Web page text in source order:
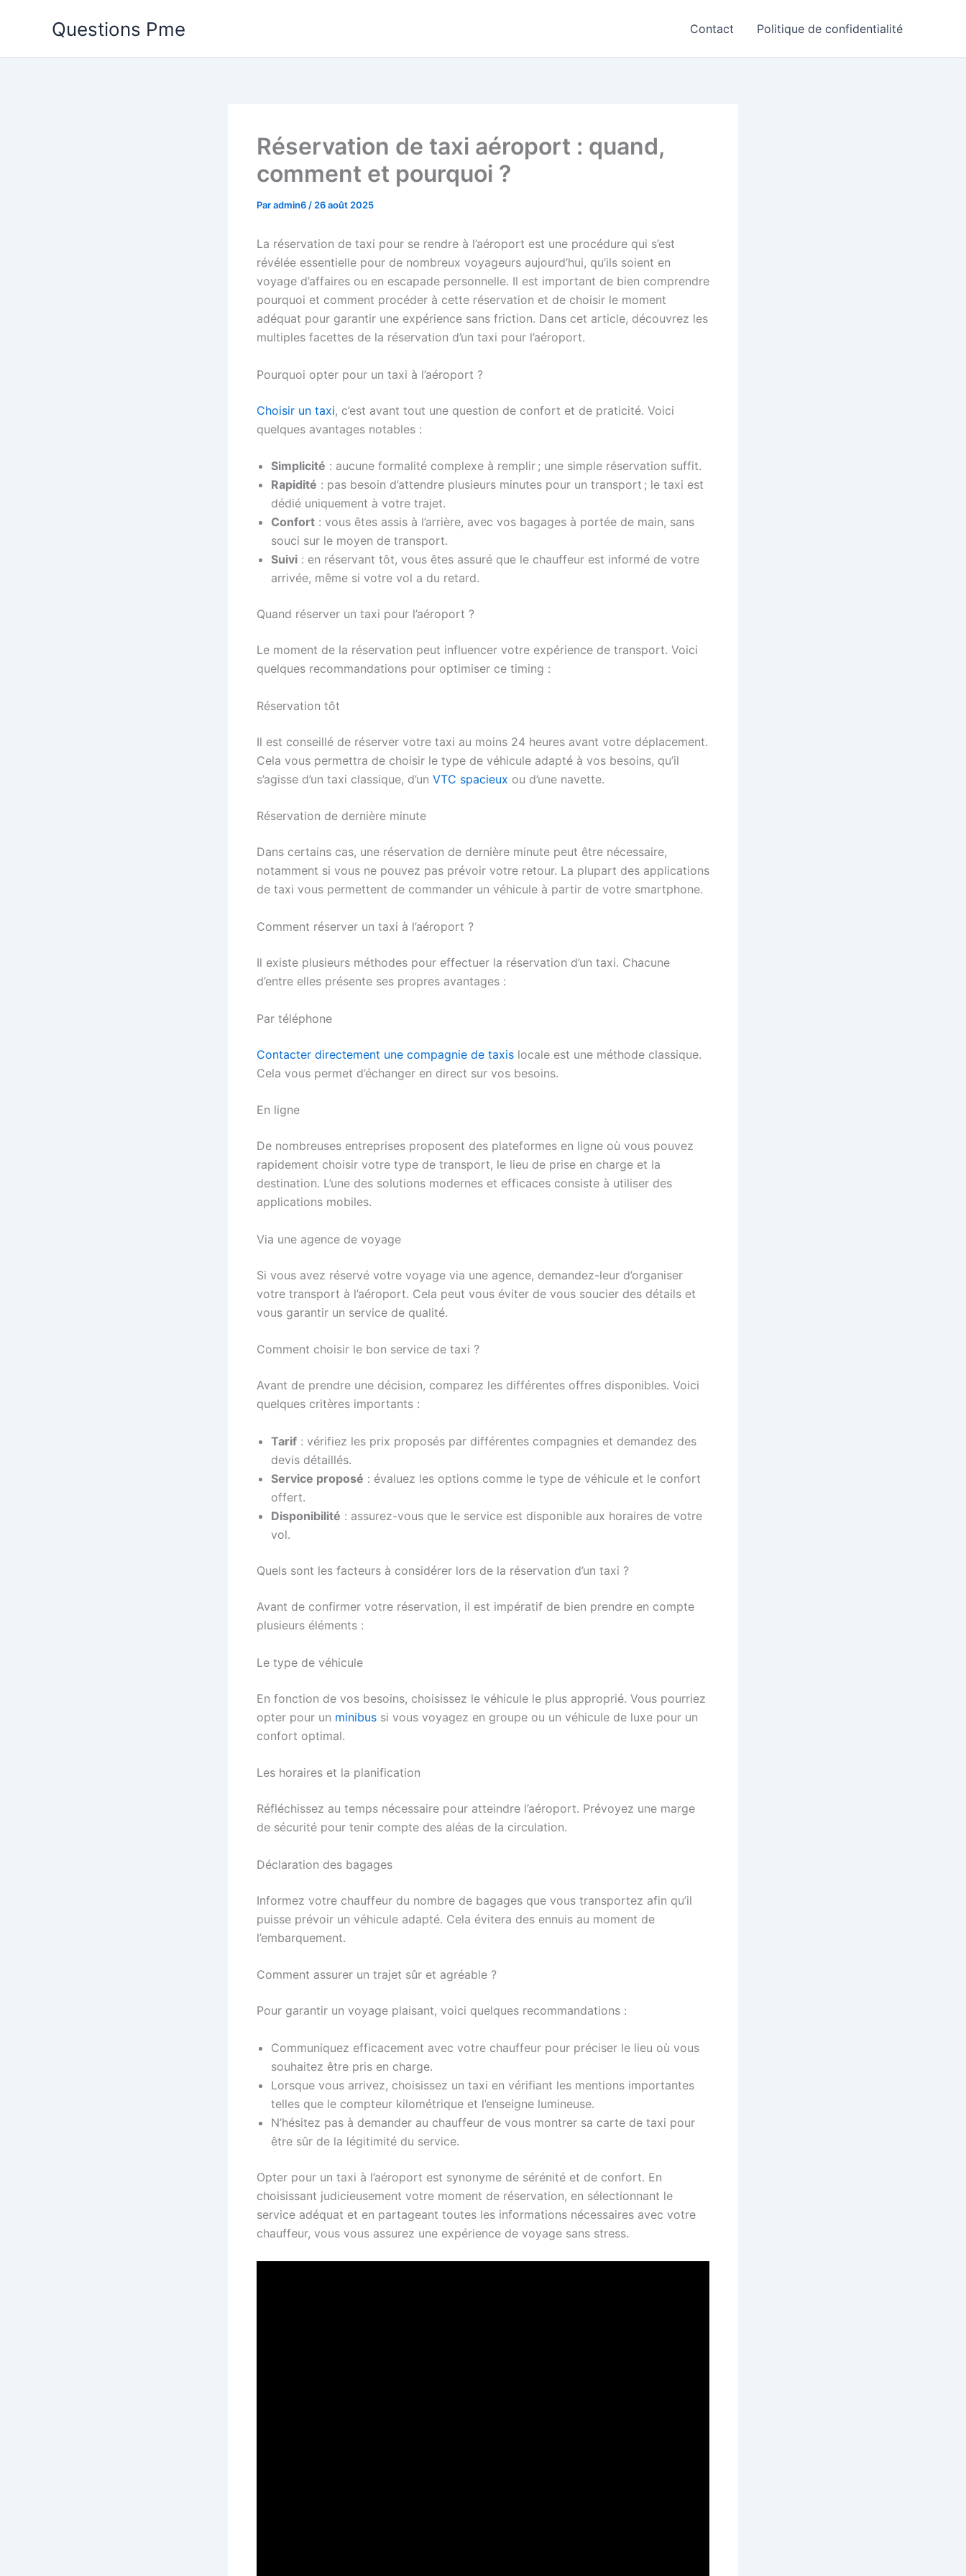
Questions Pme Contact Politique de confidentialité
Réservation de taxi aéroport : quand,
comment et pourquoi ?
Paradmin6 / 26 août 2025
La réservation de taxi pour se rendre à l’aéroport est une procédure qui s’est
révélée essentielle pour de nombreux voyageurs aujourd’hui, qu’ils soient en
voyage d’affaires ou en escapade personnelle. Il est important de bien comprendre
pourquoi et comment procéder à cette réservation et de choisir le moment
adéquat pour garantir une expérience sans friction. Dans cet article, découvrez les
multiples facettes de la réservation d’un taxi pour l’aéroport.
Pourquoi opter pour un taxi à l’aéroport ?
Choisir un taxi, c’est avant tout une question de confort et de praticité. Voici
quelques avantages notables :
Simplicité : aucune formalité complexe à remplir ; une simple réservation suffit.
Rapidité : pas besoin d’attendre plusieurs minutes pour un transport ; le taxi est
dédié uniquement à votre trajet.
Confort : vous êtes assis à l’arrière, avec vos bagages à portée de main, sans
souci sur le moyen de transport.
Suivi : en réservant tôt, vous êtes assuré que le chauffeur est informé de votre
arrivée, même si votre vol a du retard.
Quand réserver un taxi pour l’aéroport ?
Le moment de la réservation peut influencer votre expérience de transport. Voici
quelques recommandations pour optimiser ce timing :
Réservation tôt
Il est conseillé de réserver votre taxi au moins 24 heures avant votre déplacement.
Cela vous permettra de choisir le type de véhicule adapté à vos besoins, qu’il
s’agisse d’un taxi classique, d’un VTC spacieux ou d’une navette.
Réservation de dernière minute
Dans certains cas, une réservation de dernière minute peut être nécessaire,
notamment si vous ne pouvez pas prévoir votre retour. La plupart des applications
de taxi vous permettent de commander un véhicule à partir de votre smartphone.
Comment réserver un taxi à l’aéroport ?
Il existe plusieurs méthodes pour effectuer la réservation d’un taxi. Chacune
d’entre elles présente ses propres avantages :
Par téléphone
Contacter directement une compagnie de taxis locale est une méthode classique.
Cela vous permet d’échanger en direct sur vos besoins.
En ligne
De nombreuses entreprises proposent des plateformes en ligne où vous pouvez
rapidement choisir votre type de transport, le lieu de prise en charge et la
destination. L’une des solutions modernes et efficaces consiste à utiliser des
applications mobiles.
Via une agence de voyage
Si vous avez réservé votre voyage via une agence, demandez-leur d’organiser
votre transport à l’aéroport. Cela peut vous éviter de vous soucier des détails et
vous garantir un service de qualité.
Comment choisir le bon service de taxi ?
Avant de prendre une décision, comparez les différentes offres disponibles. Voici
quelques critères importants :
Tarif : vérifiez les prix proposés par différentes compagnies et demandez des
devis détaillés.
Service proposé : évaluez les options comme le type de véhicule et le confort
offert.
Disponibilité : assurez-vous que le service est disponible aux horaires de votre
vol.
Quels sont les facteurs à considérer lors de la réservation d’un taxi ?
Avant de confirmer votre réservation, il est impératif de bien prendre en compte
plusieurs éléments :
Le type de véhicule
En fonction de vos besoins, choisissez le véhicule le plus approprié. Vous pourriez
opter pour un minibus si vous voyagez en groupe ou un véhicule de luxe pour un
confort optimal.
Les horaires et la planification
Réfléchissez au temps nécessaire pour atteindre l’aéroport. Prévoyez une marge
de sécurité pour tenir compte des aléas de la circulation.
Déclaration des bagages
Informez votre chauffeur du nombre de bagages que vous transportez afin qu’il
puisse prévoir un véhicule adapté. Cela évitera des ennuis au moment de
l’embarquement.
Comment assurer un trajet sûr et agréable ?
Pour garantir un voyage plaisant, voici quelques recommandations :
Communiquez efficacement avec votre chauffeur pour préciser le lieu où vous
souhaitez être pris en charge.
Lorsque vous arrivez, choisissez un taxi en vérifiant les mentions importantes
telles que le compteur kilométrique et l’enseigne lumineuse.
N’hésitez pas à demander au chauffeur de vous montrer sa carte de taxi pour
être sûr de la légitimité du service.
Opter pour un taxi à l’aéroport est synonyme de sérénité et de confort. En
choisissant judicieusement votre moment de réservation, en sélectionnant le
service adéquat et en partageant toutes les informations nécessaires avec votre
chauffeur, vous vous assurez une expérience de voyage sans stress.